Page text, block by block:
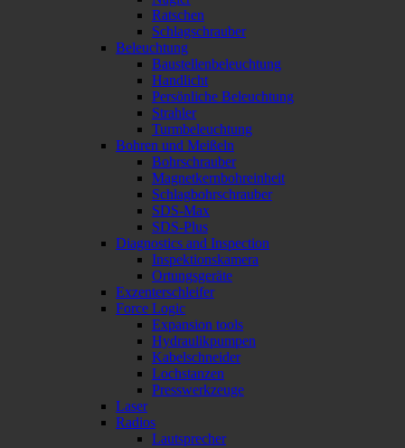
Ratschen
Schlagschrauber
Beleuchtung
Baustellenbeleuchtung
Handlicht
Persönliche Beleuchtung
Strahler
Turmbeleuchtung
Bohren und Meißeln
Bohrschrauber
Magnetkernbohreinheit
Schlagbohrschrauber
SDS-Max
SDS-Plus
Diagnostics and Inspection
Inspektionskamera
Ortungsgeräte
Exzenterschleifer
Force Logic
Expansion tools
Hydraulikpumpen
Kabelschneider
Lochstanzen
Presswerkzeuge
Laser
Radios
Lautsprecher